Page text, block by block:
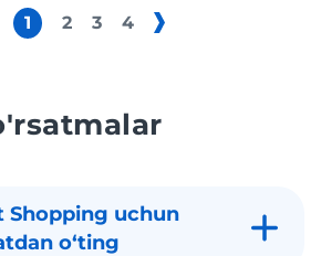
1 2 3 4
Shopping uchun
oʻting